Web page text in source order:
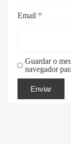
Email *
Guardar o
navegador